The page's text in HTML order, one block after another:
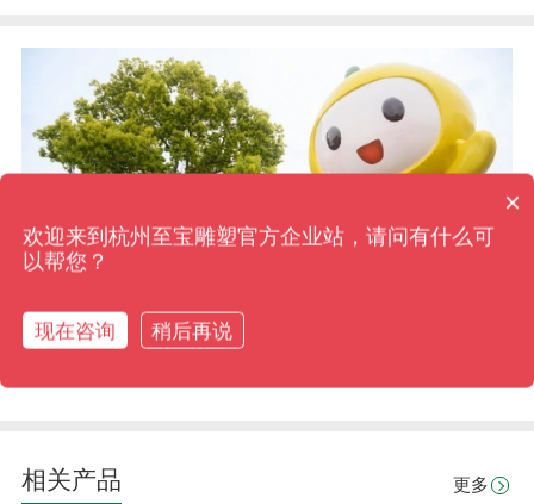
相关产品 更多
你们是怎么收费的呢
×
欢迎来到杭州至宝雕塑官方企业站，请问有什么可
以帮您？
现在咨询 稍后再说